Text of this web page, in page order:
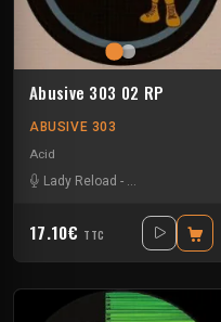
Abusive 303 02 RP
ABUSIVE 303
Acid
Lady Reload - Mobile Dogwash
17.10€ TTC